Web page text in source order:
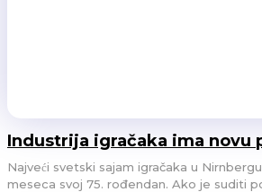
Industrija igračaka ima novu
Najveći svetski sajam igračaka u
meseca svoj 75. rođendan. Ako je suditi